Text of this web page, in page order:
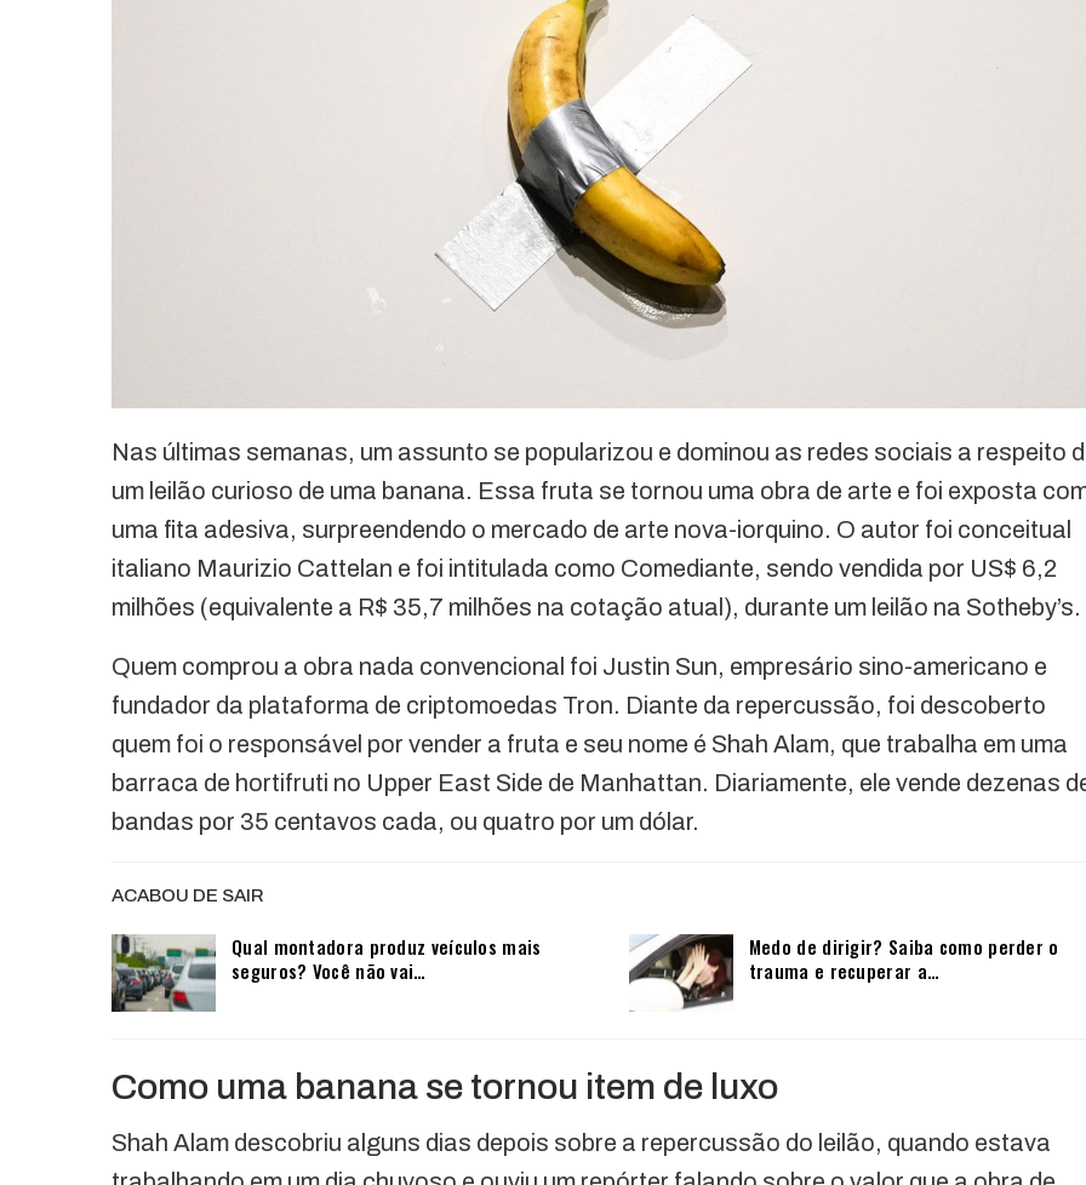
Nas últimas semanas, um assunto se popularizou e dominou as redes sociais a respeito
um leilão curioso de uma banana. Essa fruta se tornou uma obra de arte e foi exposta
uma fita adesiva, surpreendendo o mercado de arte nova-iorquino. O autor foi conceitual
italiano Maurizio Cattelan e foi intitulada como Comediante, sendo vendida por US$ 6,2
milhões (equivalente a R$ 35,7 milhões na cotação atual), durante um leilão na
Quem comprou a obra nada convencional foi Justin Sun, empresário sino-americano e
fundador da plataforma de criptomoedas Tron. Diante da repercussão, foi descoberto
quem foi o responsável por vender a fruta e seu nome é Shah Alam, que trabalha em uma
barraca de hortifruti no Upper East Side de Manhattan. Diariamente, ele vende dezenas
bandas por 35 centavos cada, ou quatro por um dólar.
ACABOU DE SAIR
Qual montadora produz veículos mais
seguros? Você não vai…
Medo de dirigir? Saiba como perder o
trauma e recuperar a…
Como uma banana se tornou item de luxo
Shah Alam descobriu alguns dias depois sobre a repercussão do leilão, quando estava